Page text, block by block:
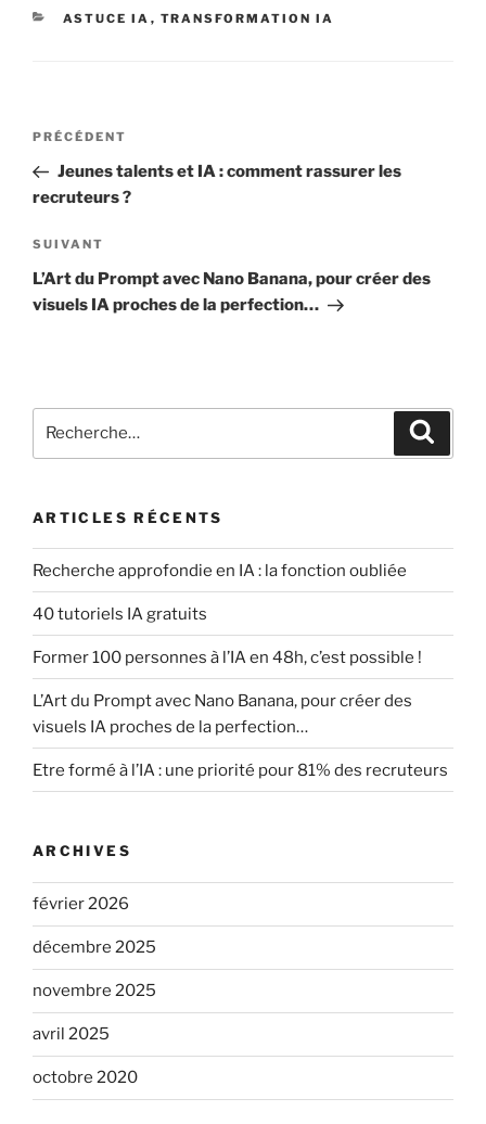
CATÉGORIES
ASTUCE IA , TRANSFORMATION IA
Navigation
l’article
Article
précédent
PRÉCÉDENT
Jeunes talents et IA : comment rassurer les
recruteurs ?
Article
suivant
SUIVANT
L’Art du Prompt avec Nano Banana, pour créer des
visuels IA proches de la perfection…
pour
ARTICLES RÉCENTS
Recherche approfondie en IA : la fonction oubliée
40 tutoriels IA gratuits
Former 100 personnes à l’IA en 48h, c’est possible !
L’Art du Prompt avec Nano Banana, pour créer des
visuels IA proches de la perfection…
Etre formé à l’IA : une priorité pour 81% des recruteurs
ARCHIVES
février 2026
décembre 2025
novembre 2025
avril 2025
octobre 2020